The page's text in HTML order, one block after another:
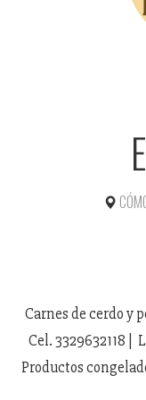
Carnes de cerdo y
Cel. 3329632118 |
Productos